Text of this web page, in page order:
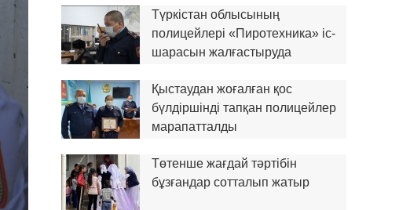
Түркістан облысының
полицейлері «Пиротехника» іс-
шарасын жалғастыруда
Қыстаудан жоғалған қос
бүлдіршінді тапқан полицейлер
марапатталды
Төтенше жағдай тәртібін
бұзғандар сотталып жатыр